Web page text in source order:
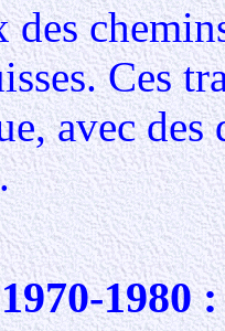
Ces
avec des